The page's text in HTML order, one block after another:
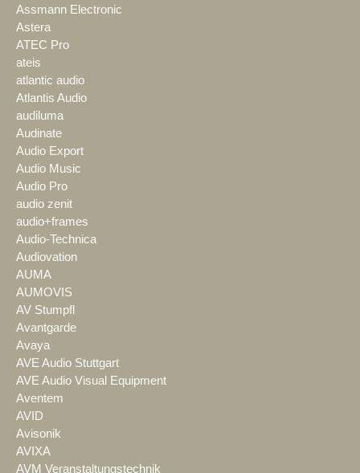
Assmann Electronic
Astera
ATEC Pro
ateis
atlantic audio
Atlantis Audio
audiluma
Audinate
Audio Export
Audio Music
Audio Pro
audio zenit
audio+frames
Audio-Technica
Audiovation
AUMA
AUMOVIS
AV Stumpfl
Avantgarde
Avaya
AVE Audio Stuttgart
AVE Audio Visual Equipment
Aventem
AVID
Avisonik
AVIXA
AVM Veranstaltungstechnik